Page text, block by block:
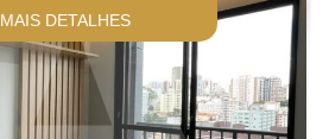
MAIS DETALHES